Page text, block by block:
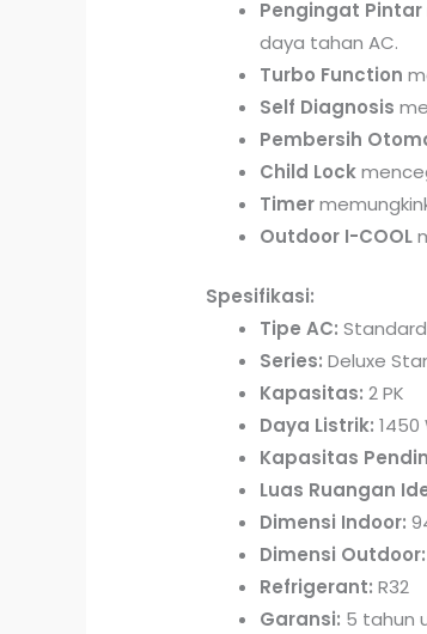
Pengingat Pintar
daya tahan AC.
Turbo Function
Self Diagnosis
Pembersih
Child Lock
Timer
Outdoor I-COOL
Spesifikasi:
Tipe AC: Standard
Series: Deluxe
Kapasitas: 2 PK
Daya Listrik:
Kapasitas
Luas Ruangan
Dimensi Indoor:
Dimensi Outdoor:
Refrigerant: R32
Garansi: 5 tahun